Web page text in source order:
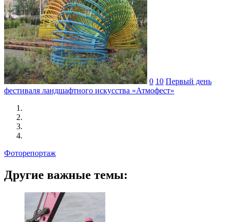
0 10 Первый день
фестиваля ландшафтного искусства «Атмофест»
Фоторепортаж
Другие важные темы: